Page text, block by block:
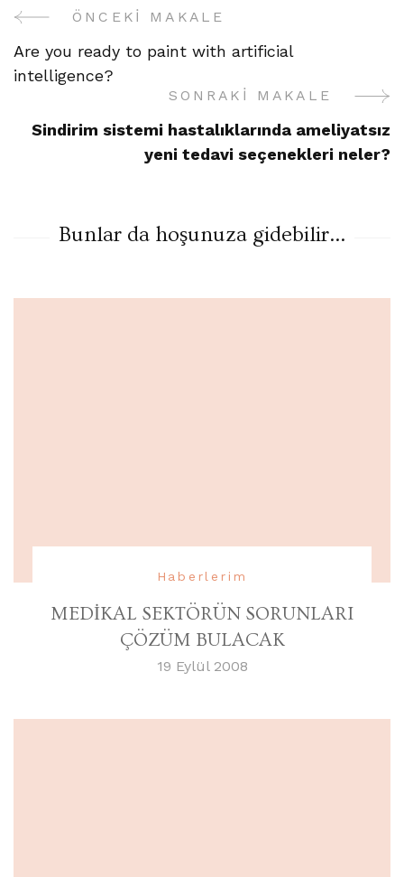
Yazı
Gezinme
ÖNCEKI MAKALE
Are you ready to paint with artificial
intelligence?
SONRAKI MAKALE
Sindirim sistemi hastalıklarında ameliyatsız
yeni tedavi seçenekleri neler?
Bunlar da hoşunuza gidebilir...
Haberlerim
MEDİKAL SEKTÖRÜN SORUNLARI
ÇÖZÜM BULACAK
19 Eylül 2008